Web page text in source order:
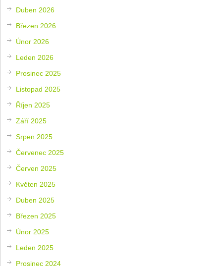
Duben 2026
Březen 2026
Únor 2026
Leden 2026
Prosinec 2025
Listopad 2025
Říjen 2025
Září 2025
Srpen 2025
Červenec 2025
Červen 2025
Květen 2025
Duben 2025
Březen 2025
Únor 2025
Leden 2025
Prosinec 2024